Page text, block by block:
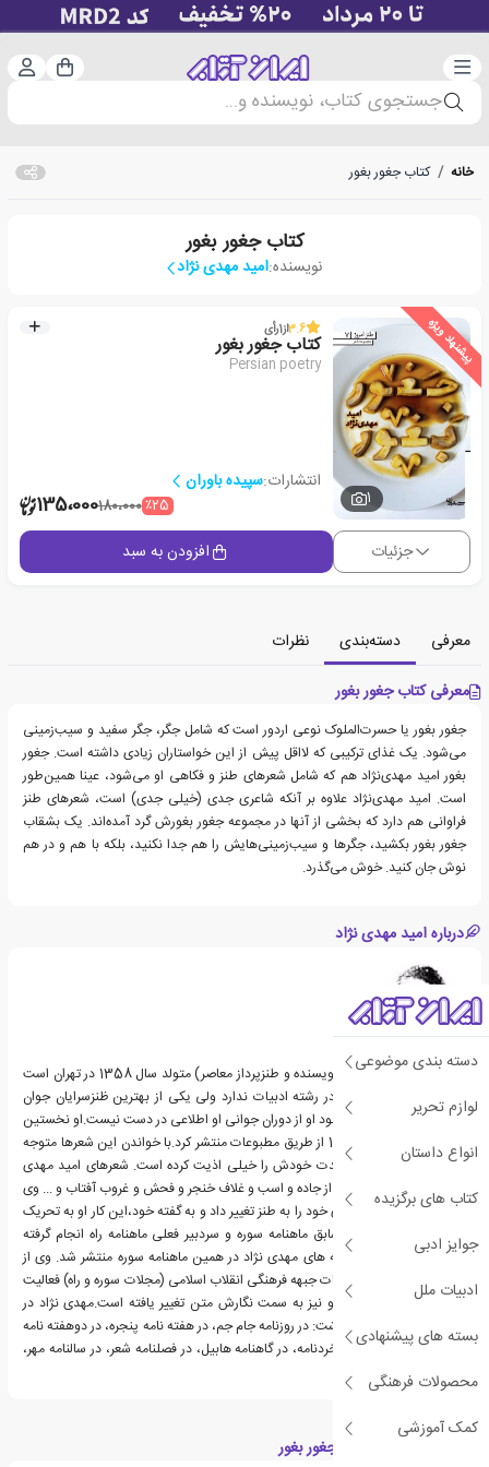
دسته‌بندی سبد
جستجوی کتاب، نویسنده و...
دسته بندی موضوعی
لوازم تحریر
انواع داستان
کتاب های برگزیده
جوایز ادبی
ادبیات ملل
بسته های پیشنهادی
محصولات فرهنگی
کمک آموزشی
خانه / کتاب جغور بغور
کتاب جغور بغور
نویسنده:امید مهدی نژاد
پیشنهاد ویژه
1
3.6از1رأی
کتاب جغور بغور
Persian poetry
انتشارات:سپیده باوران
٪25180،000135،000
جزئیات افزودن به سبد
معرفی دسته‌بندی
نظرات
معرفی کتاب جغور بغور
جغور بغور یا حسرت‌الملوک نوعی اردور است که شامل جگر، جگر سفید و سیب‌زمینی
می‌شود. یک غذای ترکیبی که لااقل پیش از این خواستاران زیادی داشته است. جغور
بغور امید مهدی‌نژاد هم که شامل شعرهای طنز و فکاهی او می‌شود، عینا همین‌طور
است. امید مهدی‌نژاد علاوه بر آنکه شاعری جدی (خیلی جدی) است، شعرهای طنز
فراوانی هم دارد که بخشی از آنها در مجموعه جغور بغورش گرد آمده‌اند. یک بشقاب
جغور بغور بکشید، جگرها و سیب‌زمینی‌هایش را هم جدا نکنید، بلکه با هم و در هم
نوش جان کنید. خوش می‌گذرد.
درباره امید مهدی نژاد
امید مهدی نژاد (شاعر و نویسنده و طنزپرداز معاصر) متولد سال 1358 در تهران است
.وی تحصیلات آکادمیک در رشته ادبیات ندارد ولی یکی از بهترین ظنزسرایان جوان
معاصر می باشد.به گفته خود او از دوران جوانی او اطلاعی در دست نیست.او نخستین
شعرهایش را در سال 1381 از طریق مطبوعات منتشر کرد.با خواندن این شعرها متوجه
می شویم امید در این مدت خودش را خیلی اذیت کرده است. شعرهای امید مهدی
نژاد در آن دوران سرشارند از جاده و اسب و غلاف خنجر و فحش و غروب آفتاب و ... وی
از سال 1383 سبک شعری خود را به طنز تغییر داد و به گفته خود،این کار او به تحریک
«وحید جلیلی» سردبیر سابق ماهنامه سوره و سردبیر فعلی ماهنامه راه انجام گرفته
است. نخستین طنزنوشته های مهدی نژاد در همین ماهنامه سوره منتشر شد. وی از
سال 1383 در دفتر مطالعات جبهه فرهنگی انقلاب اسلامی (مجلات سوره و راه) فعالیت
می کند و فعالیت ادبی او نیز به سمت نگارش متن تغییر یافته است.مهدی نژاد در
جاهای دیگری هم طنز نوشت: در روزنامه جام جم، در هفته نامه پنجره، در دوهفته نامه
آینده سازان، در ماهنامه خردنامه، در گاهنامه هابیل، در فصلنامه شعر، در سالنامه مهر،
در کتاب های خودش و ....
دسته بندی های کتاب جغور بغور